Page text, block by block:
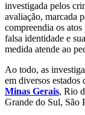
investigada pelos
avaliação, marcada
compreendia os
falsa identidade e sua
medida atende ao
Ao todo, as
em diversos
Minas Gerais, Rio
Grande do Sul, São